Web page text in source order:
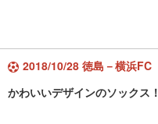
2018/10/28 徳島－横浜FC
かわいいデザインのソックス！